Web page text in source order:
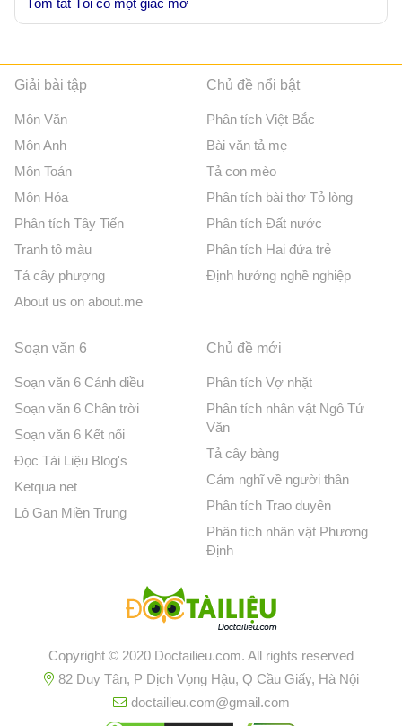
Tóm tắt Tôi có một giấc mơ
Giải bài tập
Môn Văn
Môn Anh
Môn Toán
Môn Hóa
Phân tích Tây Tiến
Tranh tô màu
Tả cây phượng
About us on about.me
Chủ đề nổi bật
Phân tích Việt Bắc
Bài văn tả mẹ
Tả con mèo
Phân tích bài thơ Tỏ lòng
Phân tích Đất nước
Phân tích Hai đứa trẻ
Định hướng nghề nghiệp
Soạn văn 6
Soạn văn 6 Cánh diều
Soạn văn 6 Chân trời
Soạn văn 6 Kết nối
Đọc Tài Liệu Blog's
Ketqua net
Lô Gan Miền Trung
Chủ đề mới
Phân tích Vợ nhặt
Phân tích nhân vật Ngô Tử
Văn
Tả cây bàng
Cảm nghĩ về người thân
Phân tích Trao duyên
Phân tích nhân vật Phương
Định
Copyright © 2020 Doctailieu.com. All rights reserved
82 Duy Tân, P Dịch Vọng Hậu, Q Cầu Giấy, Hà Nội
doctailieu.com@gmail.com